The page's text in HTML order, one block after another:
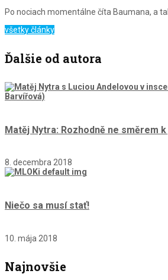
Po nociach momentálne číta Baumana, a
všetky články
Ďalšie od autora
Matěj Nytra: Rozhodně ne směrem
8. decembra 2018
Niečo sa musí stať!
10. mája 2018
Najnovšie